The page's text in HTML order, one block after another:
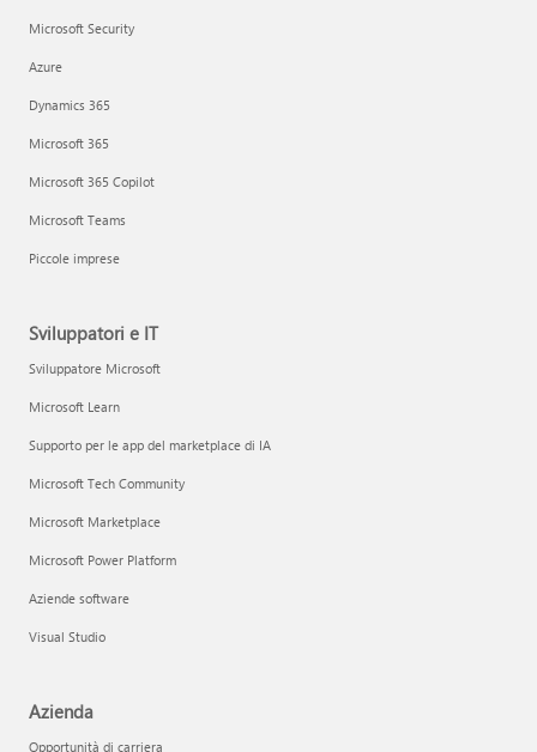
Microsoft Security
Azure
Dynamics 365
Microsoft 365
Microsoft 365 Copilot
Microsoft Teams
Piccole imprese
Sviluppatori e IT
Sviluppatore Microsoft
Microsoft Learn
Supporto per le app del marketplace di IA
Microsoft Tech Community
Microsoft Marketplace
Microsoft Power Platform
Aziende software
Visual Studio
Azienda
Opportunità di carriera